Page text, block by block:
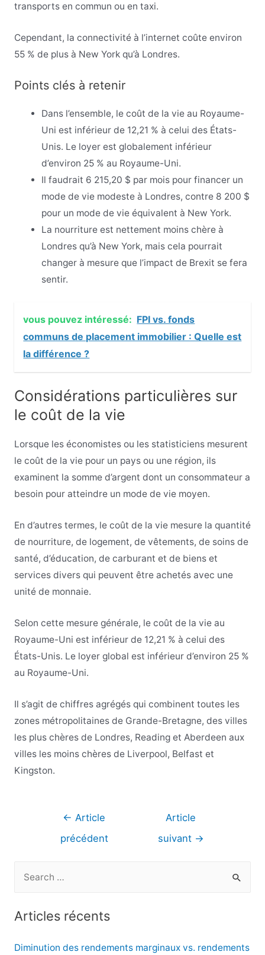
transports en commun ou en taxi.
Cependant, la connectivité à l’internet coûte environ
55 % de plus à New York qu’à Londres.
Points clés à retenir
Dans l’ensemble, le coût de la vie au Royaume-
Uni est inférieur de 12,21 % à celui des États-
Unis. Le loyer est globalement inférieur
d’environ 25 % au Royaume-Uni.
Il faudrait 6 215,20 $ par mois pour financer un
mode de vie modeste à Londres, contre 8 200 $
pour un mode de vie équivalent à New York.
La nourriture est nettement moins chère à
Londres qu’à New York, mais cela pourrait
changer à mesure que l’impact de Brexit se fera
sentir.
vous pouvez intéressé: FPI vs. fonds
communs de placement immobilier : Quelle est
la différence ?
Considérations particulières sur
le coût de la vie
Lorsque les économistes ou les statisticiens mesurent
le coût de la vie pour un pays ou une région, ils
examinent la somme d’argent dont un consommateur a
besoin pour atteindre un mode de vie moyen.
En d’autres termes, le coût de la vie mesure la quantité
de nourriture, de logement, de vêtements, de soins de
santé, d’éducation, de carburant et de biens et
services divers qui peuvent être achetés avec une
unité de monnaie.
Selon cette mesure générale, le coût de la vie au
Royaume-Uni est inférieur de 12,21 % à celui des
États-Unis. Le loyer global est inférieur d’environ 25 %
au Royaume-Uni.
Il s’agit de chiffres agrégés qui combinent toutes les
zones métropolitaines de Grande-Bretagne, des villes
les plus chères de Londres, Reading et Aberdeen aux
villes les moins chères de Liverpool, Belfast et
Kingston.
Navigation
l’article
← Article
précédent
Article
suivant →
e
Articles récents
Diminution des rendements marginaux vs. rendements